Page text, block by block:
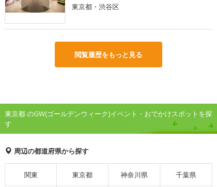
東京都・渋谷区
閲覧履歴をもっと見る
東京都 のGW(ゴールデンウィーク)イベント・おでかけスポットを探
す
周辺の都道府県から探す
関東 東京都 神奈川県 千葉県